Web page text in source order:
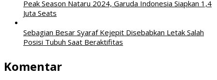
Peak Season Nataru 2024, Garuda Indonesia Siapkan 1,4
Juta Seats
Sebagian Besar Syaraf Kejepit Disebabkan Letak Salah
Posisi Tubuh Saat Beraktifitas
Komentar